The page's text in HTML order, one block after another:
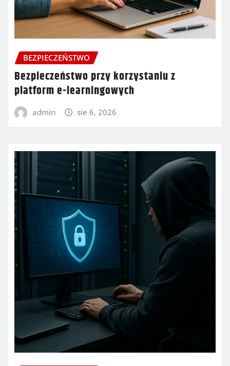
BEZPIECZEŃSTWO
Bezpieczeństwo przy korzystaniu z
platform e-learningowych
admin sie 6, 2026